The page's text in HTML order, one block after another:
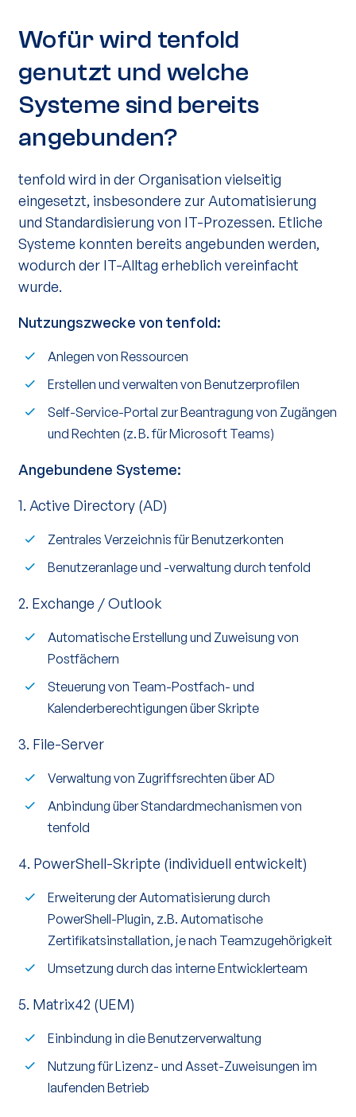
Wofür wird tenfold
genutzt und welche
Systeme sind bereits
angebunden?
tenfold wird in der Organisation vielseitig
eingesetzt, insbesondere zur Automatisierung
und Standardisierung von IT-Prozessen. Etliche
Systeme konnten bereits angebunden werden,
wodurch der IT-Alltag erheblich vereinfacht
wurde.
Nutzungszwecke von tenfold:
Anlegen von Ressourcen
Erstellen und verwalten von Benutzerprofilen
Self-Service-Portal zur Beantragung von Zugängen
und Rechten (z. B. für Microsoft Teams)
Angebundene Systeme:
1. Active Directory (AD)
Zentrales Verzeichnis für Benutzerkonten
Benutzeranlage und -verwaltung durch tenfold
2. Exchange / Outlook
Automatische Erstellung und Zuweisung von
Postfächern
Steuerung von Team-Postfach- und
Kalenderberechtigungen über Skripte
3. File-Server
Verwaltung von Zugriffsrechten über AD
Anbindung über Standardmechanismen von
tenfold
4. PowerShell-Skripte (individuell entwickelt)
Erweiterung der Automatisierung durch
PowerShell-Plugin, z.B. Automatische
Zertifikatsinstallation, je nach Teamzugehörigkeit
Umsetzung durch das interne Entwicklerteam
5. Matrix42 (UEM)
Einbindung in die Benutzerverwaltung
Nutzung für Lizenz- und Asset-Zuweisungen im
laufenden Betrieb